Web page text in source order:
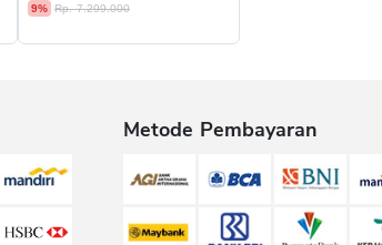
9% Rp. 7.299.000
Metode Pembayaran